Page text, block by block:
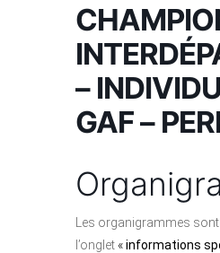
–
GAF –
Les organigrammes
l’onglet «informations